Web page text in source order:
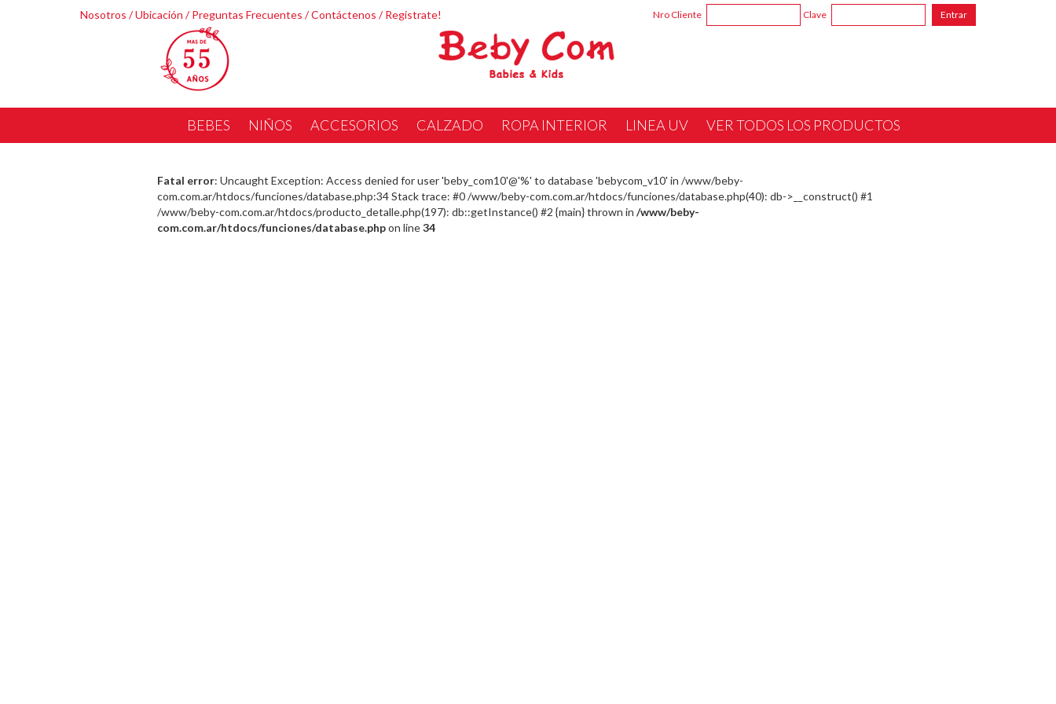
Nosotros /Ubicación / Preguntas Frecuentes /Contáctenos / Registrate! Nro Cliente Clave
BEBES NIÑOS ACCESORIOS CALZADO ROPA INTERIOR LINEA UV VER TODOS LOS PRODUCTOS
Fatal error: Uncaught Exception: Access denied for user 'beby_com10'@'%' to database 'bebycom_v10' in /www/beby-
com.com.ar/htdocs/funciones/database.php:34 Stack trace: #0 /www/beby-com.com.ar/htdocs/funciones/database.php(40): db->__construct() #1
/www/beby-com.com.ar/htdocs/producto_detalle.php(197): db::getInstance() #2 {main} thrown in /www/beby-
com.com.ar/htdocs/funciones/database.phpon line34